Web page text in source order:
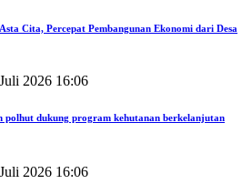
Cita, Percepat Pembangunan Ekonomi dari Desa
2026 16:06
polhut dukung program kehutanan berkelanjutan
2026 16:06